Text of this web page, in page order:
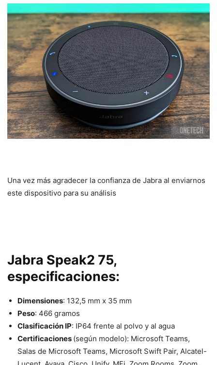
Una vez más agradecer la confianza de Jabra al enviarnos
este dispositivo para su análisis
Jabra Speak2 75,
especificaciones:
Dimensiones: 132,5 mm x 35 mm
Peso: 466 gramos
Clasificación IP: IP64 frente al polvo y al agua
Certificaciones (según modelo): Microsoft Teams,
Salas de Microsoft Teams, Microsoft Swift Pair, Alcatel-